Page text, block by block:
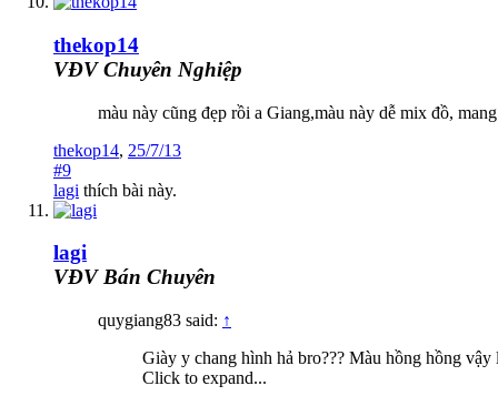
thekop14
VĐV Chuyên Nghiệp
màu này cũng đẹp rồi a Giang,màu này dễ mix đồ,
thekop14, 25/7/13
#9
lagi thích bài này.
lagi
VĐV Bán Chuyên
quygiang83 said: ↑
Giày y chang hình hả bro??? Màu hồng hồng vậy
Click to expand...